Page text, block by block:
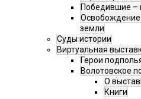
Победившие –
Освобождение
земли
Суды истории
Виртуальная
Герои
Волотовское
О
Книги